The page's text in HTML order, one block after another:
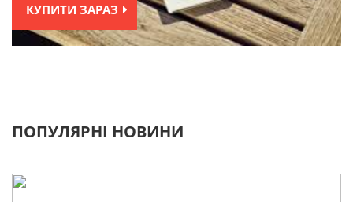
КУПИТИ ЗАРАЗ
ПОПУЛЯРНІ НОВИНИ